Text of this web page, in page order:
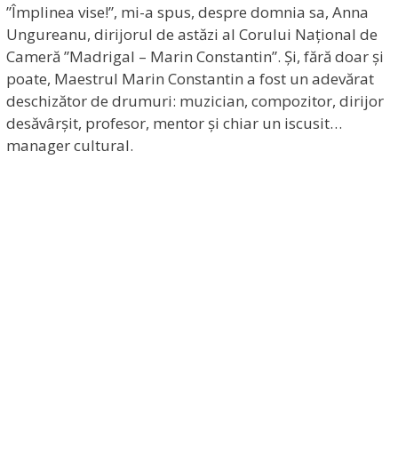
”Împlinea vise!”, mi-a spus, despre domnia sa, Anna
Ungureanu, dirijorul de astăzi al Corului Național de
Cameră ”Madrigal – Marin Constantin”. Și, fără doar și
poate, Maestrul Marin Constantin a fost un adevărat
deschizător de drumuri: muzician, compozitor, dirijor
desăvârșit, profesor, mentor și chiar un iscusit…
manager cultural.